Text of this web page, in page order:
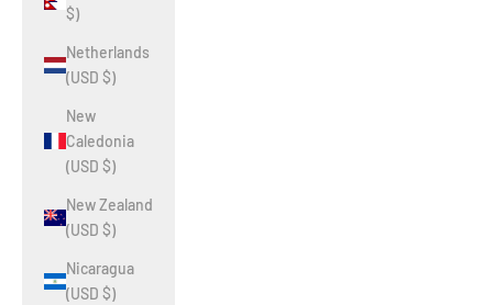
$)
Netherlands
(USD $)
New
Caledonia
(USD $)
New Zealand
(USD $)
Nicaragua
(USD $)